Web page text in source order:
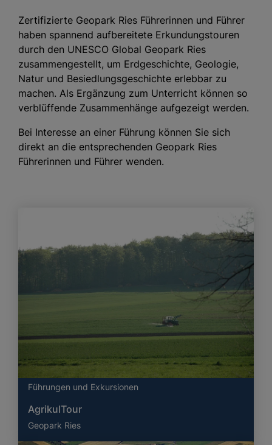
Zertifizierte Geopark Ries Führerinnen und Führer
haben spannend aufbereitete Erkundungstouren
durch den UNESCO Global Geopark Ries
zusammengestellt, um Erdgeschichte, Geologie,
Natur und Besiedlungsgeschichte erlebbar zu
machen. Als Ergänzung zum Unterricht können so
verblüffende Zusammenhänge aufgezeigt werden.
Bei Interesse an einer Führung können Sie sich
direkt an die entsprechenden Geopark Ries
Führerinnen und Führer wenden.
Führungen und Exkursionen
AgrikulTour
Geopark Ries